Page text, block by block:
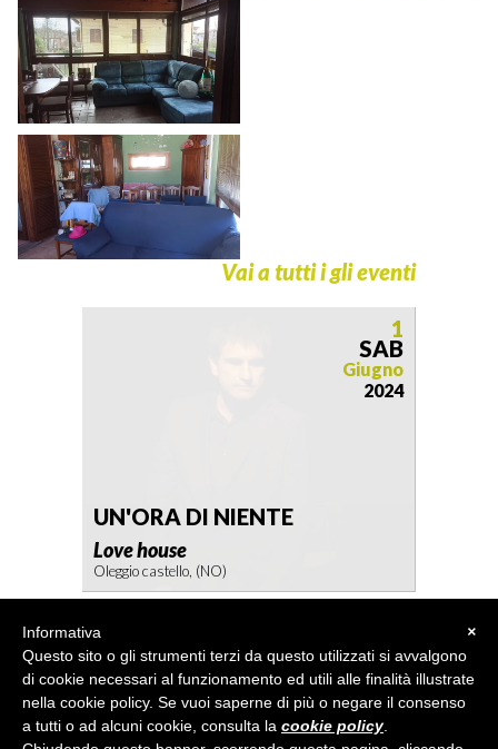
Vai a tutti i gli eventi
1
SAB
Giugno
2024
UN'ORA DI NIENTE
Love house
Oleggio castello, (NO)
TEATRO CASA • info@teatroxcasa.org • p.iva/cf IT07857001213 •
×
Informativa
Questo sito o gli strumenti terzi da questo utilizzati si avvalgono
di cookie necessari al funzionamento ed utili alle finalità illustrate
nella cookie policy. Se vuoi saperne di più o negare il consenso
a tutti o ad alcuni cookie, consulta la cookie policy.